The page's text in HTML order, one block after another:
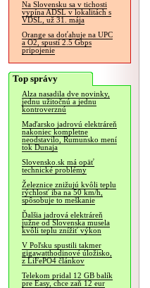
Na Slovensku sa v tichosti
vypína ADSL v lokalitách s
VDSL, už 31. mája
Orange sa doťahuje na UPC
a O2, spustí 2.5 Gbps
pripojenie
Top správy
Alza nasadila dve novinky,
jednu užitočnú a jednu
kontroverznú
Maďarsko jadrovú elektráreň
nakoniec kompletne
neodstavilo, Rumunsko mení
tok Dunaja
Slovensko.sk má opäť
technické problémy
Železnice znižujú kvôli teplu
rýchlosť iba na 50 km/h,
spôsobuje to meškanie
Ďalšia jadrová elektráreň
južne od Slovenska musela
kvôli teplu znížiť výkon
V Poľsku spustili takmer
gigawatthodinové úložisko,
z LiFePO4 článkov
Telekom pridal 12 GB balík
pre Easy, chce zaň 12 eur